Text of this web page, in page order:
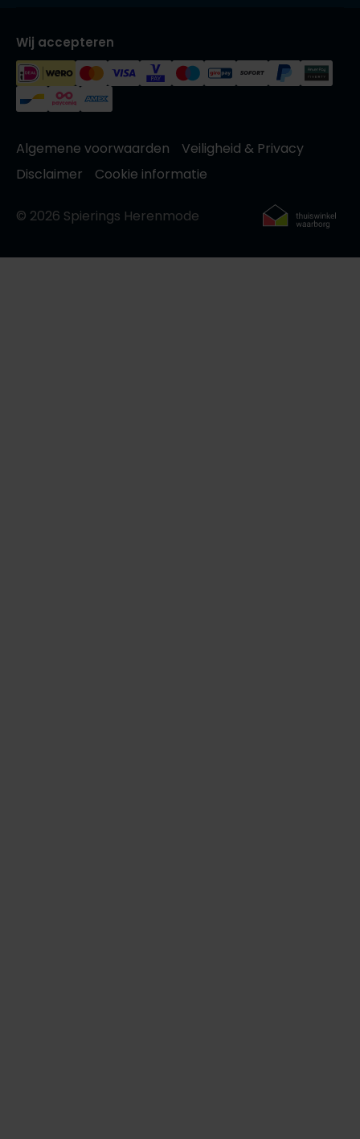
Wij accepteren
Algemene voorwaarden
Veiligheid & Privacy
Disclaimer
Cookie informatie
© 2026 Spierings Herenmode